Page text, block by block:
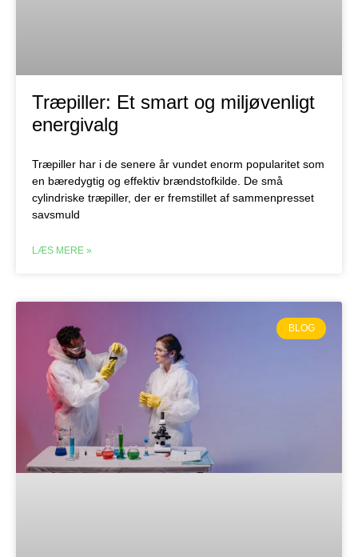
Træpiller: Et smart og miljøvenligt
energivalg
Træpiller har i de senere år vundet enorm popularitet som
en bæredygtig og effektiv brændstofkilde. De små
cylindriske træpiller, der er fremstillet af sammenpresset
savsmuld
LÆS MERE »
BLOG